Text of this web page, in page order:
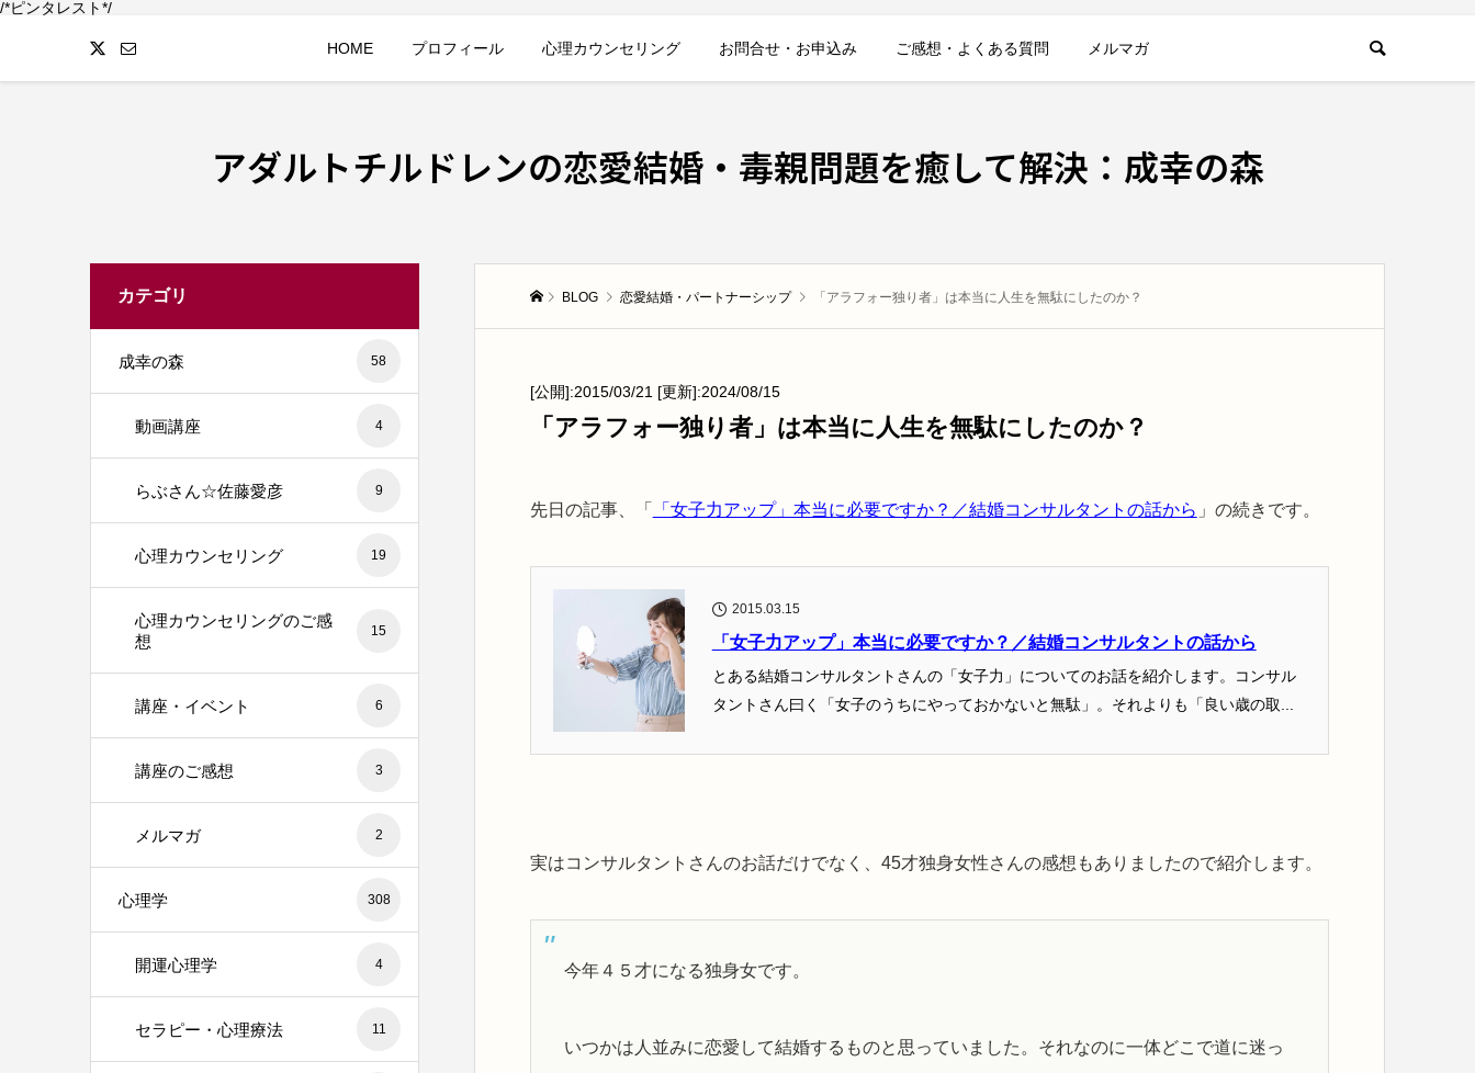
/*ピンタレスト*/
HOME プロフィール 心理カウンセリング お問合せ・お申込み ご感想・よくある質問 メルマガ
アダルトチルドレンの恋愛結婚・毒親問題を癒して解決：成幸の森
BLOG 恋愛結婚・パートナーシップ 「アラフォー独り者」は本当に人生を無駄にしたのか？
[公開]:2015/03/21 [更新]:2024/08/15
「アラフォー独り者」は本当に人生を無駄にしたのか？
先日の記事、「 「女子力アップ」本当に必要ですか？／結婚コンサルタントの話から 」の続きです。
2015.03.15
「女子力アップ」本当に必要ですか？／結婚コンサルタントの話から
とある結婚コンサルタントさんの「女子力」についてのお話を紹介します。コンサル
タントさん曰く「女子のうちにやっておかないと無駄」。それよりも「良い歳の取...
実はコンサルタントさんのお話だけでなく、45才独身女性さんの感想もありましたので紹介します。
今年４５才になる独身女です。
いつかは人並みに恋愛して結婚するものと思っていました。それなのに一体どこで道に迷っ
カテゴリ
成幸の森 58
動画講座 4
らぶさん☆佐藤愛彦 9
心理カウンセリング 19
心理カウンセリングのご感
想
15
講座・イベント 6
講座のご感想 3
メルマガ 2
心理学 308
開運心理学 4
セラピー・心理療法 11